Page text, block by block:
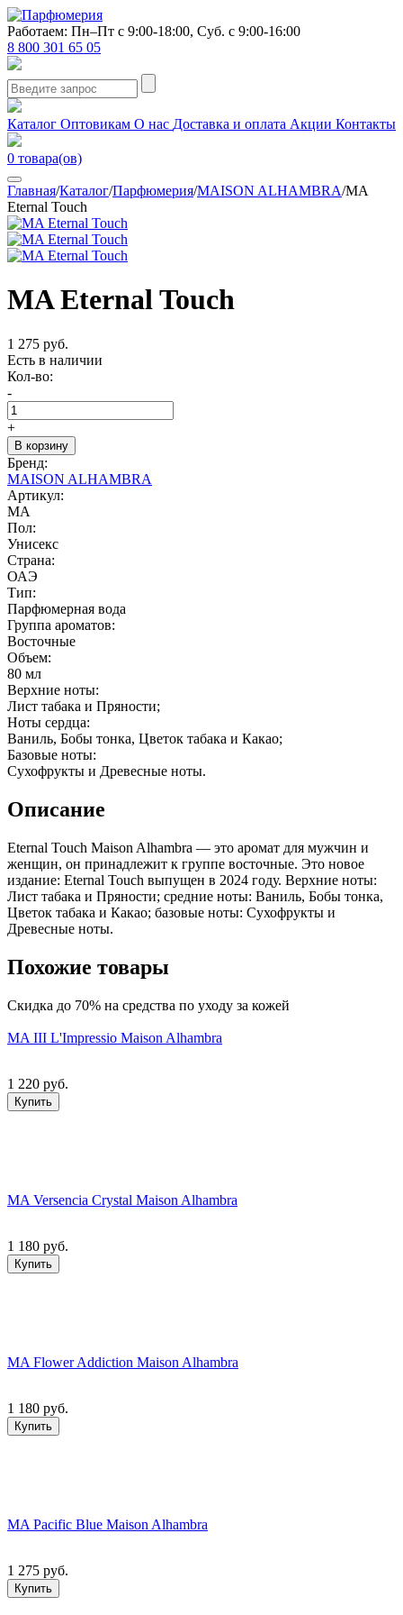
Работаем: Пн–Пт с 9:00-18:00, Суб. с 9:00-16:00
8 800 301 65 05
Каталог Оптовикам О нас Доставка и оплата Акции Контакты
0 товара(ов)
Главная/Каталог/Парфюмерия/MAISON ALHAMBRA/MA
Eternal Touch
MA Eternal Touch
1 275 руб.
Есть в наличии
Кол-во:
-
+
В корзину
Бренд:
MAISON ALHAMBRA
Артикул:
MA
Пол:
Унисекс
Страна:
ОАЭ
Тип:
Парфюмерная вода
Группа ароматов:
Восточные
Объем:
80 мл
Верхние ноты:
Лист табака и Пряности;
Ноты сердца:
Ваниль, Бобы тонка, Цветок табака и Какао;
Базовые ноты:
Сухофрукты и Древесные ноты.
Описание
Eternal Touch Maison Alhambra — это аромат для мужчин и
женщин, он принадлежит к группе восточные. Это новое
издание: Eternal Touch выпущен в 2024 году. Верхние ноты:
Лист табака и Пряности; средние ноты: Ваниль, Бобы тонка,
Цветок табака и Какао; базовые ноты: Сухофрукты и
Древесные ноты.
Похожие товары
Скидка до 70% на средства по уходу за кожей
MA III L'Impressio Maison Alhambra
1 220 руб.
Купить
MA Versencia Crystal Maison Alhambra
1 180 руб.
Купить
MA Flower Addiction Maison Alhambra
1 180 руб.
Купить
MA Pacific Blue Maison Alhambra
1 275 руб.
Купить